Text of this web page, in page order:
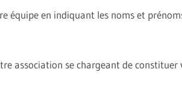
équipe en indiquant les noms et
association se chargeant de